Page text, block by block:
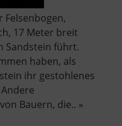
Felsenbogen,
17 Meter breit
Sandstein führt.
haben, als
ihr gestohlenes
Bauern, die.. »